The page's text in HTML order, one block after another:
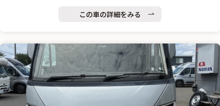
この車の詳細をみる